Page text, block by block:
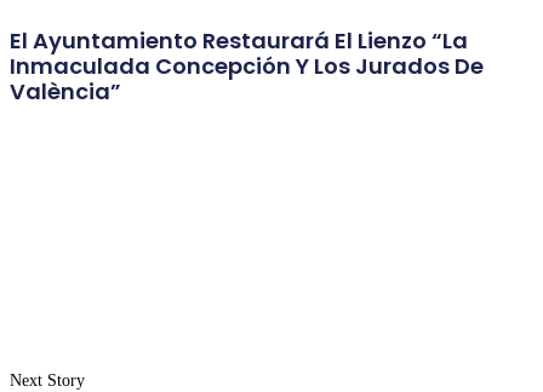
El Ayuntamiento Restaurará El Lienzo “La
Inmaculada Concepción Y Los Jurados De
València”
Next Story